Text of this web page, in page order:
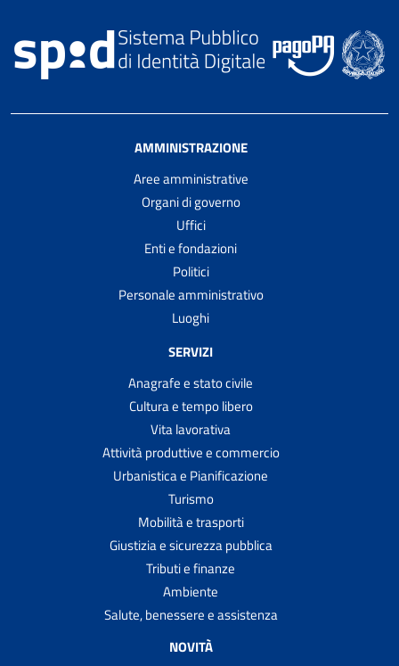
AMMINISTRAZIONE
Aree amministrative
Organi di governo
Uffici
Enti e fondazioni
Politici
Personale amministrativo
Luoghi
SERVIZI
Anagrafe e stato civile
Cultura e tempo libero
Vita lavorativa
Attività produttive e commercio
Urbanistica e Pianificazione
Turismo
Mobilità e trasporti
Giustizia e sicurezza pubblica
Tributi e finanze
Ambiente
Salute, benessere e assistenza
NOVITÀ